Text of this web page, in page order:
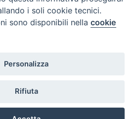
i soli cookie tecnici.
sono disponibili nellacookie
Personalizza
Rifiuta